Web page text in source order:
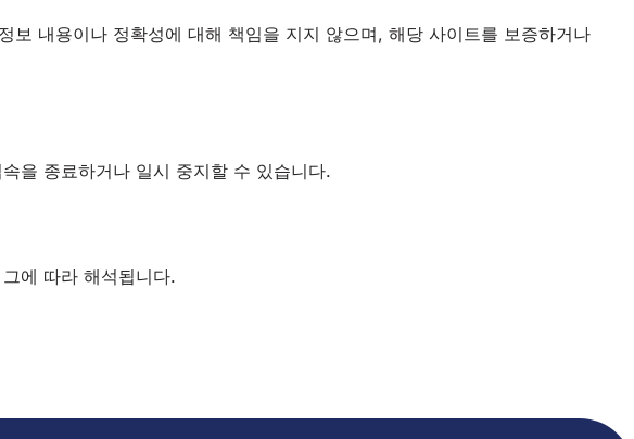
보 내용이나 정확성에 대해 책임을 지지 않으며, 해당 사이트를 보증하거나
을 종료하거나 일시 중지할 수 있습니다.
에 따라 해석됩니다.